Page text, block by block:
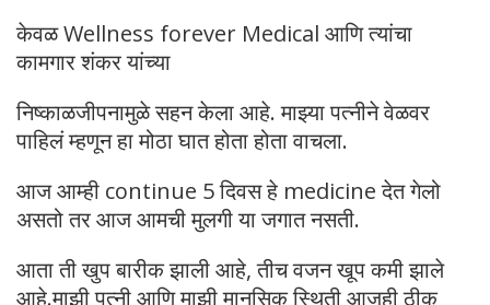
केवळ Wellness forever Medical आणि त्यांचा
कामगार शंकर यांच्या
निष्काळजीपनामुळे सहन केला आहे. माझ्या पत्नीने वेळवर
पाहिलं म्हणून हा मोठा घात होता होता वाचला.
आज आम्ही continue 5 दिवस हे medicine देत गेलो
असतो तर आज आमची मुलगी या जगात नसती.
आता ती खुप बारीक झाली आहे, तीच वजन खूप कमी झाले
आहे.माझी पत्नी आणि माझी मानसिक स्थिती आजही ठीक